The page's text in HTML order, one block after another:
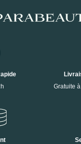
Gratuite